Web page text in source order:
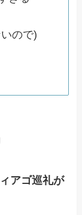
ので)
アゴ巡礼が